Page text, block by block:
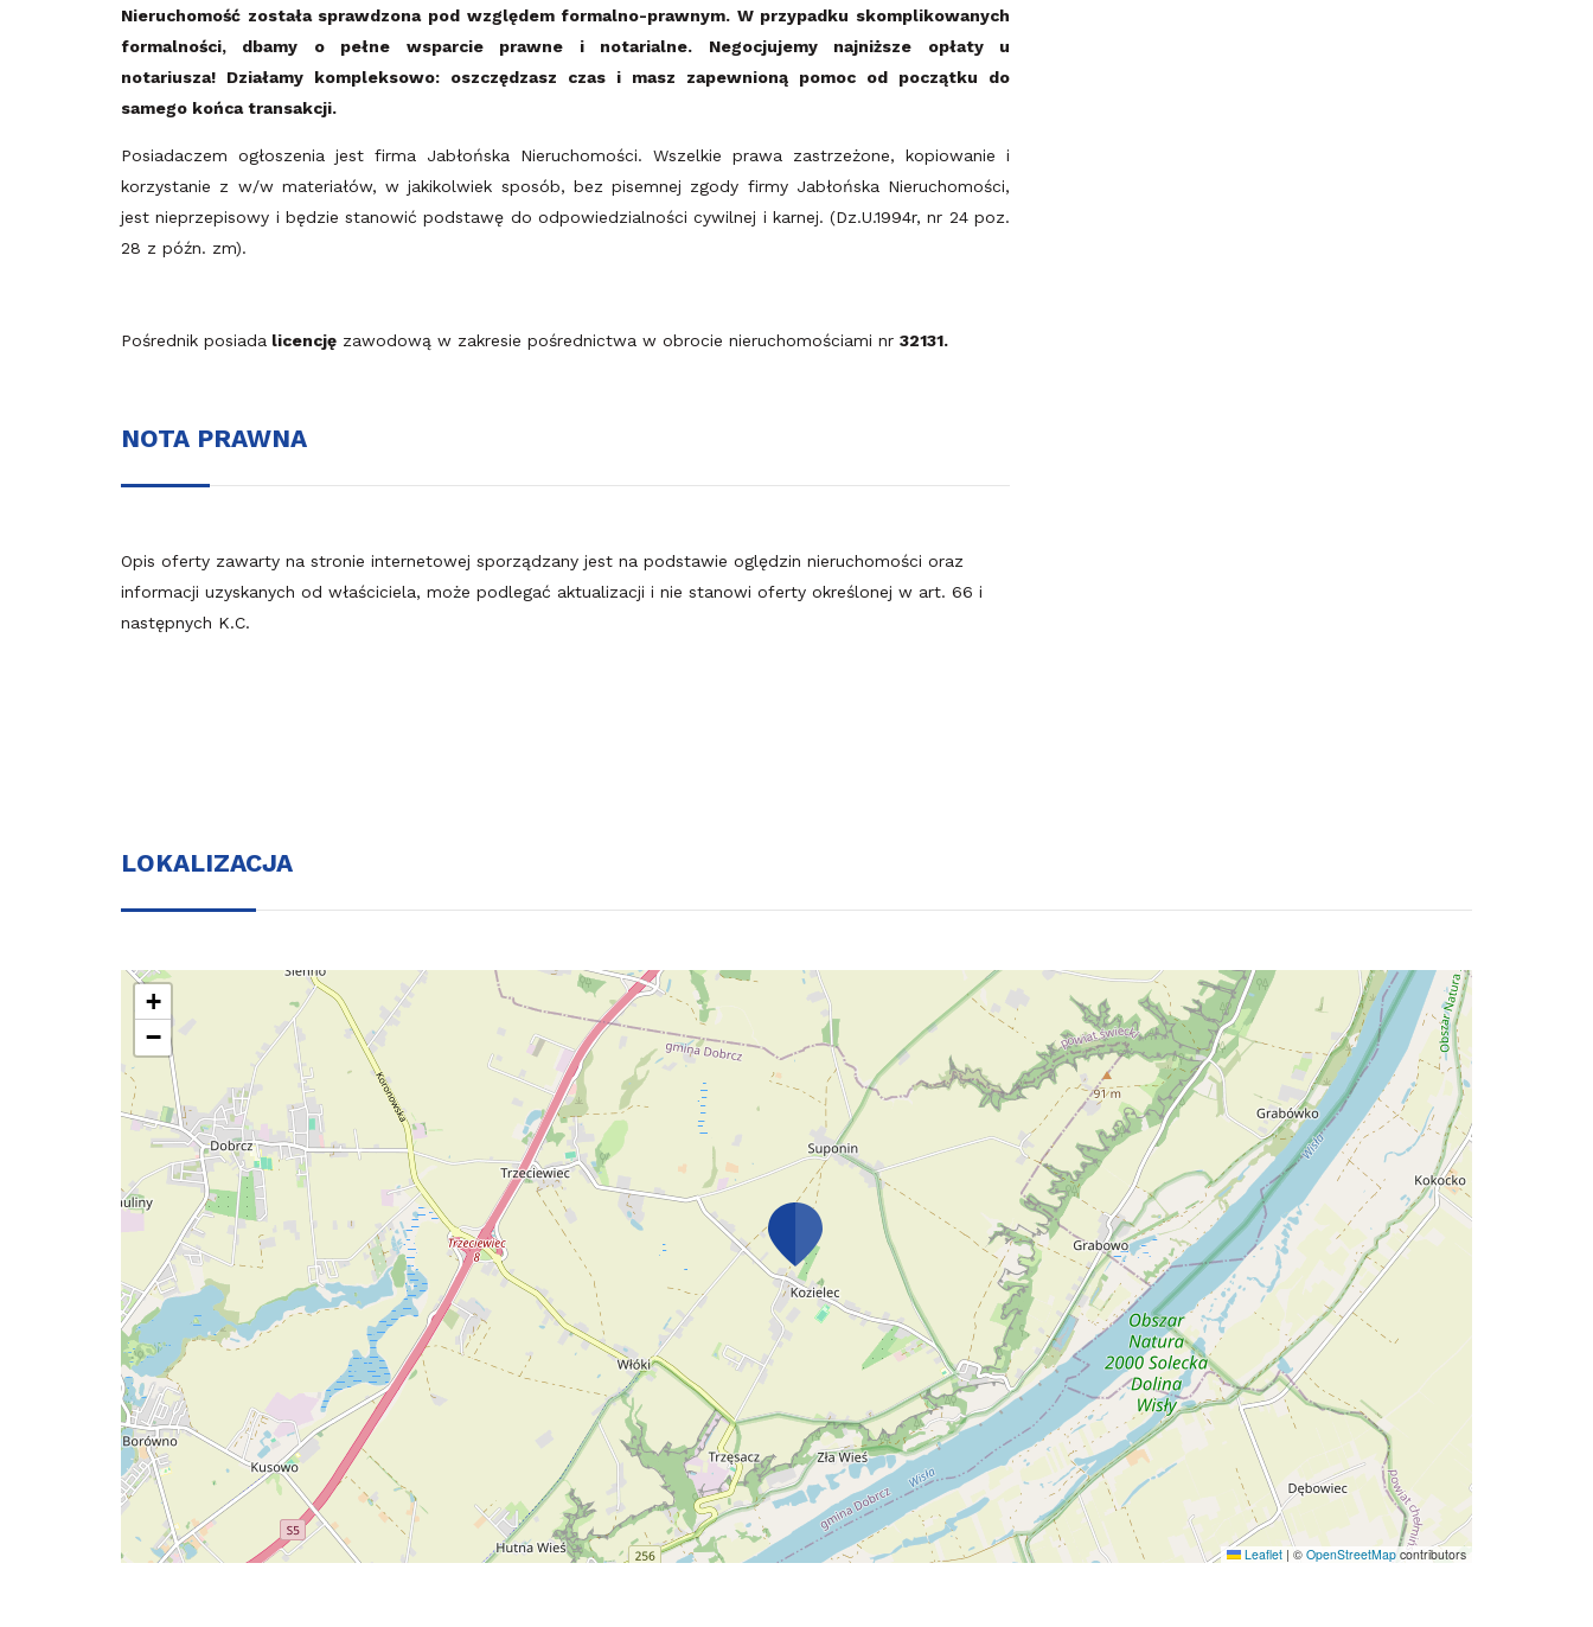
Nieruchomość została sprawdzona pod względem formalno-prawnym. W przypadku skomplikowanych
formalności, dbamy o pełne wsparcie prawne i notarialne. Negocjujemy najniższe opłaty u
notariusza! Działamy kompleksowo: oszczędzasz czas i masz zapewnioną pomoc od początku do
samego końca transakcji.
Posiadaczem ogłoszenia jest firma Jabłońska Nieruchomości. Wszelkie prawa zastrzeżone, kopiowanie i
korzystanie z w/w materiałów, w jakikolwiek sposób, bez pisemnej zgody firmy Jabłońska Nieruchomości,
jest nieprzepisowy i będzie stanowić podstawę do odpowiedzialności cywilnej i karnej. (Dz.U.1994r, nr 24 poz.
28 z późn. zm).
Pośrednik posiada licencję zawodową w zakresie pośrednictwa w obrocie nieruchomościami nr 32131.
NOTA PRAWNA
Opis oferty zawarty na stronie internetowej sporządzany jest na podstawie oględzin nieruchomości oraz
informacji uzyskanych od właściciela, może podlegać aktualizacji i nie stanowi oferty określonej w art. 66 i
następnych K.C.
LOKALIZACJA
+
−
Leaflet | © OpenStreetMap contributors